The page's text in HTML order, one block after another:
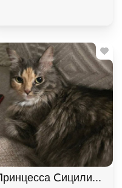
дар!, Голубой,
Сицилия